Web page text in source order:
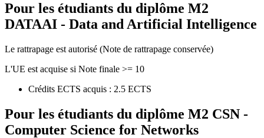
Pour les étudiants du diplôme M2
DATAAI - Data and Artificial Intelligence
Le rattrapage est autorisé (Note de rattrapage conservée)
L'UE est acquise si Note finale >= 10
Crédits ECTS acquis : 2.5 ECTS
Pour les étudiants du diplôme M2 CSN -
Computer Science for Networks